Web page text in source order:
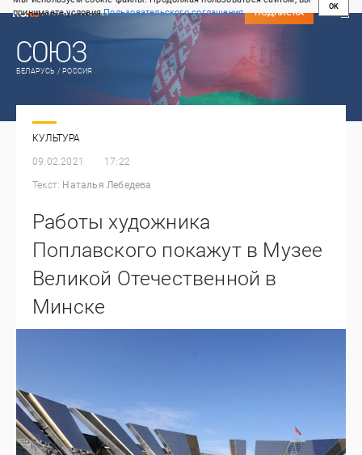
принимаете условияПользовательского соглашения
OK
СВЕЖИЙ НОМЕР
ПОДПИСКА
БЕЛАРУСЬ / РОССИЯ
КУЛЬТУРА
09.02.2021 17:22
Текст: Наталья Лебедева
Работы художника
Поплавского покажут в Музее
Великой Отечественной в
Минске